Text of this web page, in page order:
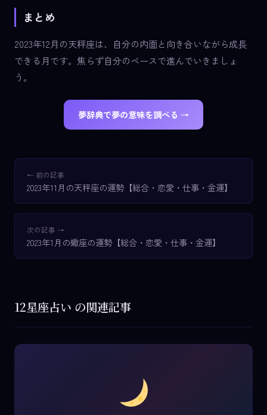
まとめ
2023年12月の天秤座は、自分の内面と向き合いながら成長
できる月です。焦らず自分のペースで進んでいきましょ
う。
夢辞典で夢の意味を調べる →
← 前の記事
2023年11月の天秤座の運勢【総合・恋愛・仕事・金運】
次の記事 →
2023年1月の蠍座の運勢【総合・恋愛・仕事・金運】
12星座占い の関連記事